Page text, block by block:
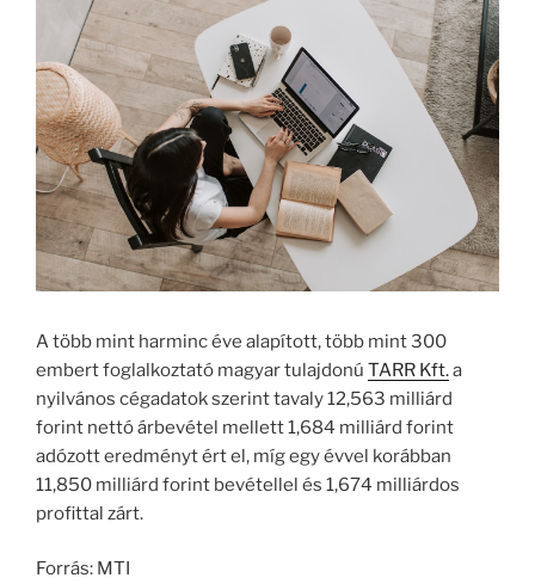
A több mint harminc éve alapított, több mint 300
embert foglalkoztató magyar tulajdonú TARR Kft.a
nyilvános cégadatok szerint tavaly 12,563 milliárd
forint nettó árbevétel mellett 1,684 milliárd forint
adózott eredményt ért el, míg egy évvel korábban
11,850 milliárd forint bevétellel és 1,674 milliárdos
profittal zárt.
Forrás: MTI